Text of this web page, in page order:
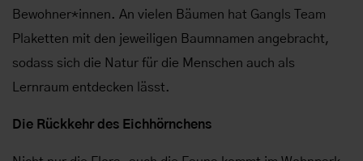
Bewohner*innen. An vielen Bäumen hat Gangls Team
Plaketten mit den jeweiligen Baumnamen angebracht,
sodass sich die Natur für die Menschen auch als
Lernraum entdecken lässt.
Die Rückkehr des Eichhörnchens